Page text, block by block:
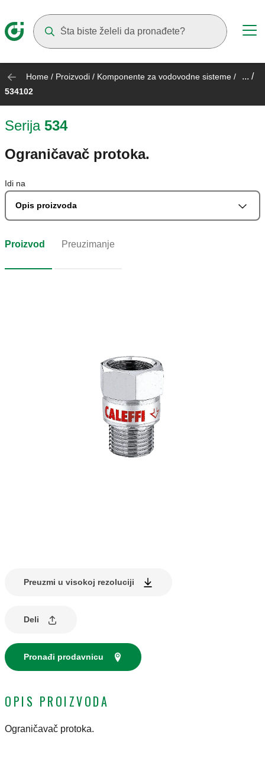
Home / Proizvodi / Komponente za vodovodne sisteme / ... /
534102
Serija 534
Ograničavač protoka.
Idi na
Opis proizvoda
Proizvod Preuzimanje
Preuzmi u visokoj rezoluciji
Deli
Pronađi prodavnicu
OPIS PROIZVODA
Ograničavač protoka.